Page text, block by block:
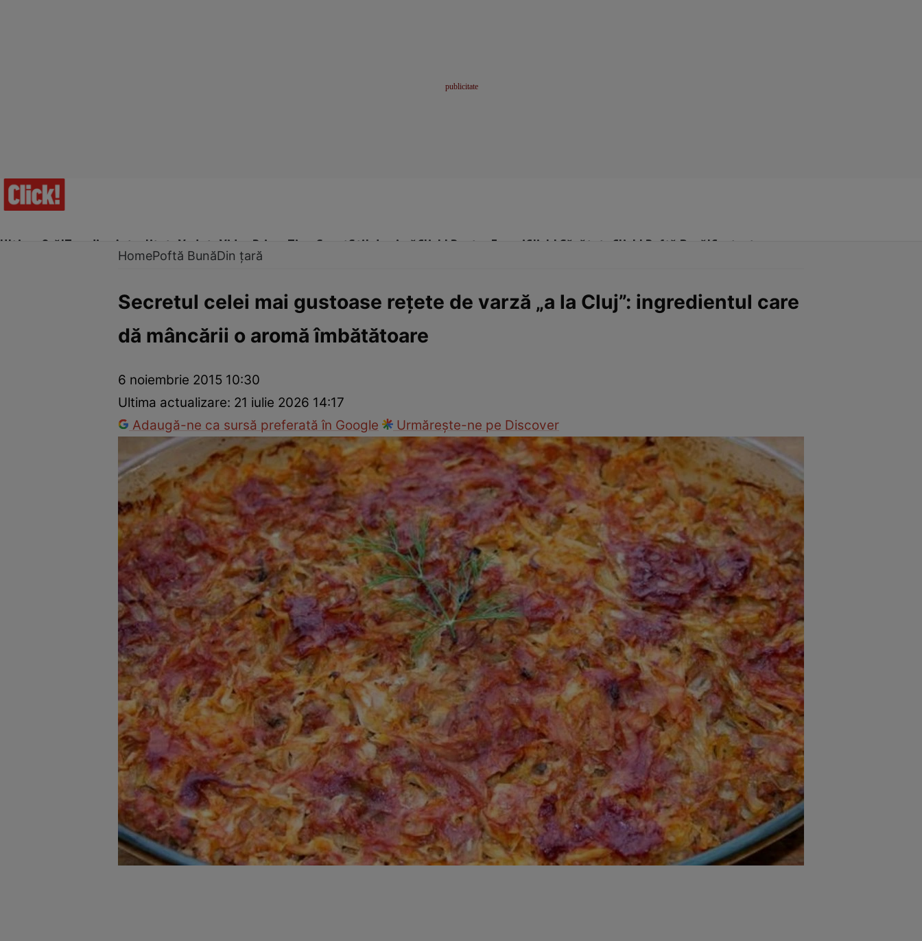
Ultima Oră!Trending Actualitate Vedete Video Prime Time SportStil de viațăClick! Pentru FemeiClick! Sănătate Click! Poftă Bună!Contact
Mâncăruri rapideRețete cu legumeGătește sănătosRețete cu carne
HomePoftă BunăDin țară
Secretul celei mai gustoase reţete de varză „a la Cluj”: ingredientul care
dă mâncării o aromă îmbătătoare
6 noiembrie 2015 10:30
Ultima actualizare: 21 iulie 2026 14:17
Adaugă-ne ca sursă preferată în Google
Urmărește-ne pe Discover